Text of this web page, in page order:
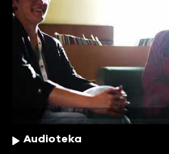
Audioteka